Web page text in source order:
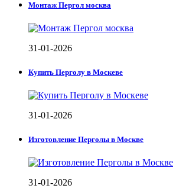
Монтаж Пергол москва
31-01-2026
Купить Перголу в Москеве
31-01-2026
Изготовление Перголы в Москве
31-01-2026